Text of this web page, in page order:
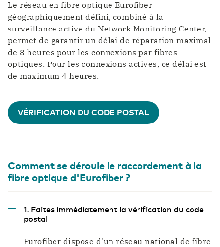
Le réseau en fibre optique Eurofiber
géographiquement défini, combiné à la
surveillance active du Network Monitoring Center,
permet de garantir un délai de réparation maximal
de 8 heures pour les connexions par fibres
optiques. Pour les connexions actives, ce délai est
de maximum 4 heures.
VÉRIFICATION DU CODE POSTAL
Comment se déroule le raccordement à la
fibre optique d'Eurofiber ?
1. Faites immédiatement la vérification du code
postal
Eurofiber dispose d'un réseau national de fibre